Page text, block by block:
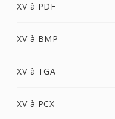
XV à PDF
XV à BMP
XV à TGA
XV à PCX